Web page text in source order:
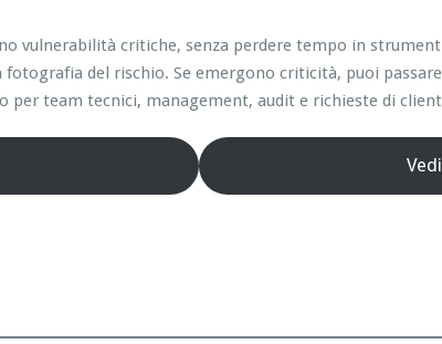
vulnerabilità critiche, senza perdere tempo in
del rischio. Se emergono criticità, puoi
per team tecnici, management, audit e richieste di